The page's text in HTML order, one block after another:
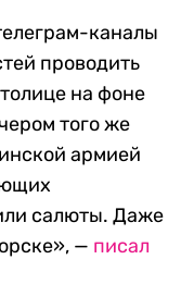
каналы
проводить
на фоне
того же
армией
салюты. Даже
— писал